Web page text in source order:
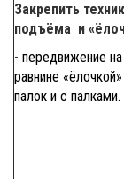
Закрепить
подъёма и
- передвижение на
равнине
палок и с